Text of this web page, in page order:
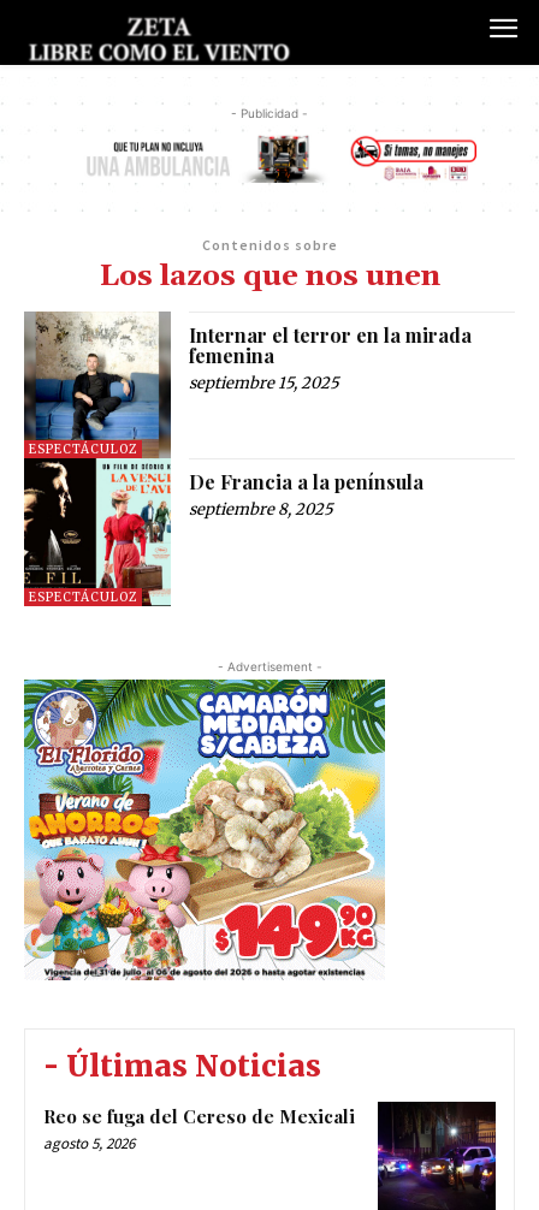
- Publicidad -
Contenidos sobre
Los lazos que nos unen
ESPECTÁCULOZ
Internar el terror en la mirada
femenina
septiembre 15, 2025
ESPECTÁCULOZ
De Francia a la península
septiembre 8, 2025
- Advertisement -
- Últimas Noticias
Reo se fuga del Cereso de Mexicali
agosto 5, 2026